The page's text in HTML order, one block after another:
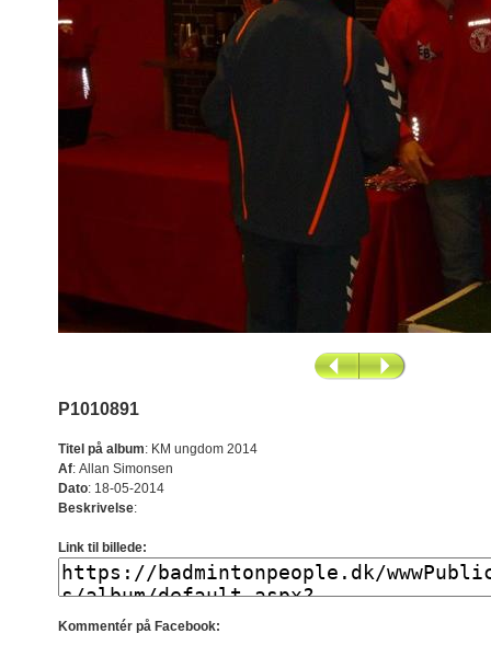
P1010891
Titel på album: KM ungdom 2014
Af: Allan Simonsen
Dato: 18-05-2014
Beskrivelse:
Link til billede:
Kommentér på Facebook: